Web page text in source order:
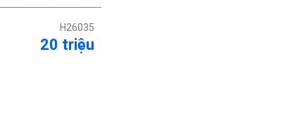
H26035
20 triệu